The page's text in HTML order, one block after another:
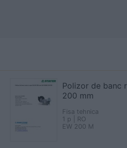
Polizor de banc
200 mm
Fisa tehnica
1 p | RO
EW 200 M